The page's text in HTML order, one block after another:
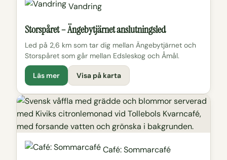
Vandring
Storspåret – Ängebytjärnet anslutningsled
Led på 2,6 km som tar dig mellan Ängebytjärnet och
Storspåret som går mellan Edsleskog och Åmål.
Läs mer Visa på karta
Café: Sommarcafé